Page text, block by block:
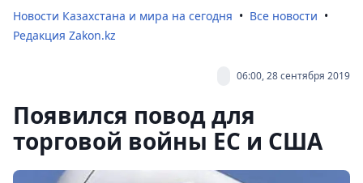
Новости Казахстана и мира на сегодня
Все новости
Редакция Zakon.kz
06:00, 28 сентября 2019
Появился повод для
торговой войны ЕС и США